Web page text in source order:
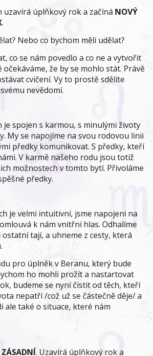
uzavírá úplňkový rok a začíná NOVÝ
.
Nebo co bychom měli udělat?
co se nám povedlo a co ne a vytvořit
že by se mohlo stát. Právě
cvičení. Vy to prostě sdělíte
nevědomí.
je spojen s karmou, s minulými životy
My se napojíme na svou rodovou linii
předky komunikovat. S předky, kteří
V karmě našeho rodu jsou totiž
možnostech v tomto bytí. Přivoláme
předky.
je velmi intuitivní, jsme napojeni na
k nám vnitřní hlas. Odhalíme
tají, a uhneme z cesty, která
pro úplněk v Beranu, který bude
ho mohli prožít a nastartovat
budeme se nyní čistit od těch, kteří
nepatří /což už se částečně děje/ a
ale také o situace, které nám
ZÁSADNÍ. Uzavírá úplňkový rok a